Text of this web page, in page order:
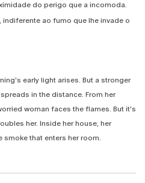
do perigo que a incomoda.
ao fumo que lhe invade o
early light arises. But a stronger
in the distance. From her
woman faces the flames. But it's
her. Inside her house, her
that enters her room.